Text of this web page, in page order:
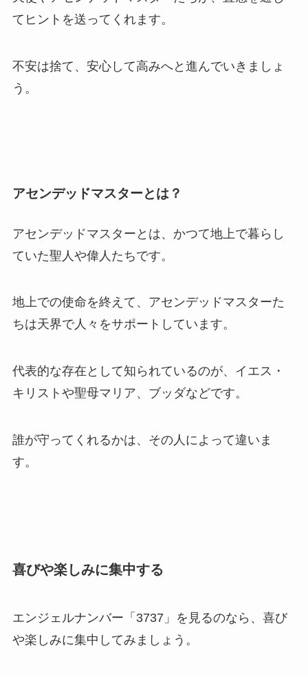
てヒントを送ってくれます。
不安は捨て、安心して高みへと進んでいきましょ
う。
アセンデッドマスターとは？
アセンデッドマスターとは、かつて地上で暮らし
ていた聖人や偉人たちです。
地上での使命を終えて、アセンデッドマスターた
ちは天界で人々をサポートしています。
代表的な存在として知られているのが、イエス・
キリストや聖母マリア、ブッダなどです。
誰が守ってくれるかは、その人によって違いま
す。
喜びや楽しみに集中する
エンジェルナンバー「3737」を見るのなら、喜び
や楽しみに集中してみましょう。